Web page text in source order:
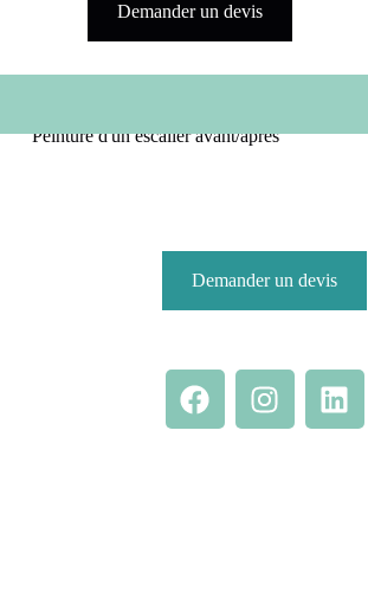
Demander un devis
Peinture d'un escalier avant/après
Demander un devis